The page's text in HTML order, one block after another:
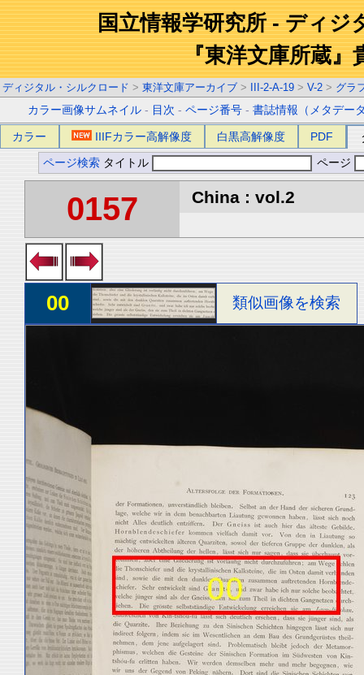
国立情報学研究所 - ディジ
『東洋文庫所蔵』
ディジタル・シルクロード > 東洋文庫アーカイブ > III-2-A-19 > V-2 > グラ
カラー画像サムネイル - 目次 -ページ番号 -書誌情報（メタデー
カラー IIIFカラー高解像度 白黒高解像度 PDF
ページ検索 タイトル ページ
0157 China : vol.2
00 類似画像を検索